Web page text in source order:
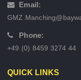
Email:
Phone:
+49 (0) 8459 3274 44
QUICK LINKS